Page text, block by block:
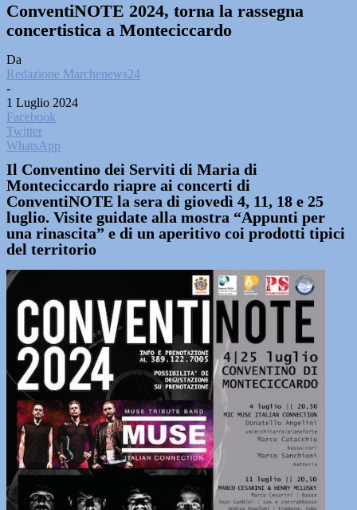
ConventiNOTE 2024, torna la rassegna
concertistica a Monteciccardo
Da
Redazione Marchenews24
-
1 Luglio 2024
Facebook
Twitter
WhatsApp
Il Conventino dei Serviti di Maria di
Monteciccardo riapre ai concerti di
ConventiNOTE la sera di giovedì 4, 11, 18 e 25
luglio. Visite guidate alla mostra “Appunti per
una rinascita” e di un aperitivo coi prodotti tipici
del territorio